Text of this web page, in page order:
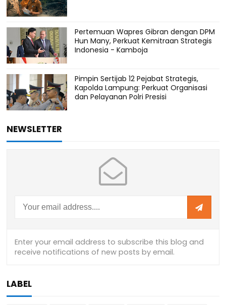
Pertemuan Wapres Gibran dengan DPM
Hun Many, Perkuat Kemitraan Strategis
Indonesia - Kamboja
Pimpin Sertijab 12 Pejabat Strategis,
Kapolda Lampung: Perkuat Organisasi
dan Pelayanan Polri Presisi
NEWSLETTER
LABEL